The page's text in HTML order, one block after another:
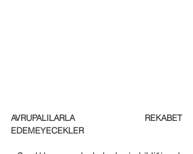
AVRUPALILARLA REKABET
EDEMEYECEKLER